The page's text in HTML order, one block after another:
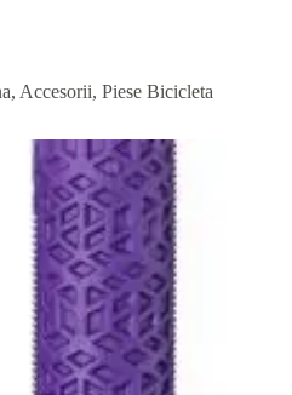
Accesorii, Piese Bicicleta